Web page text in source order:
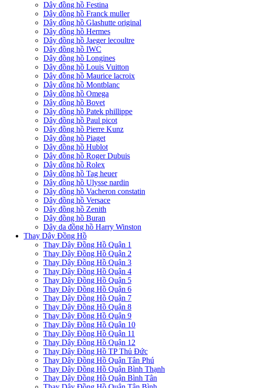
Dây đồng hồ Festina
Dây đồng hồ Franck muller
Dây đồng hồ Glashutte original
Dây đồng hồ Hermes
Dây đồng hồ Jaeger lecoultre
Dây đồng hồ IWC
Dây đồng hồ Longines
Dây đồng hồ Louis Vuitton
Dây đồng hồ Maurice lacroix
Dây đồng hồ Montblanc
Dây đồng hồ Omega
Dây đồng hồ Bovet
Dây đồng hồ Patek phillippe
Dây đồng hồ Paul picot
Dây đồng hồ Pierre Kunz
Dây đồng hồ Piaget
Dây đồng hồ Hublot
Dây đồng hồ Roger Dubuis
Dây đồng hồ Rolex
Dây đồng hồ Tag heuer
Dây đồng hồ Ulysse nardin
Dây đồng hồ Vacheron constatin
Dây đồng hồ Versace
Dây đồng hồ Zenith
Dây đồng hồ Buran
Dây da đồng hồ Harry Winston
Thay Dây Đồng Hồ
Thay Dây Đồng Hồ Quận 1
Thay Dây Đồng Hồ Quận 2
Thay Dây Đồng Hồ Quận 3
Thay Dây Đồng Hồ Quận 4
Thay Dây Đồng Hồ Quận 5
Thay Dây Đồng Hồ Quận 6
Thay Dây Đồng Hồ Quận 7
Thay Dây Đồng Hồ Quận 8
Thay Dây Đồng Hồ Quận 9
Thay Dây Đồng Hồ Quận 10
Thay Dây Đồng Hồ Quận 11
Thay Dây Đồng Hồ Quận 12
Thay Dây Đồng Hồ TP Thủ Đức
Thay Dây Đồng Hồ Quận Tân Phú
Thay Dây Đồng Hồ Quận Bình Thạnh
Thay Dây Đồng Hồ Quận Bình Tân